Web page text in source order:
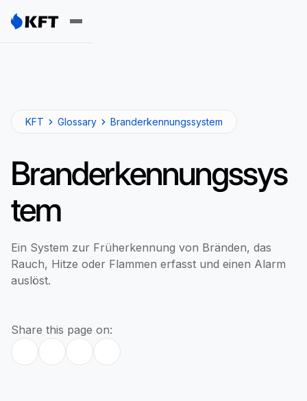
KFT Glossary Branderkennungssystem
Branderkennungssys
tem
Ein System zur Früherkennung von Bränden, das
Rauch, Hitze oder Flammen erfasst und einen Alarm
auslöst.
Share this page on: